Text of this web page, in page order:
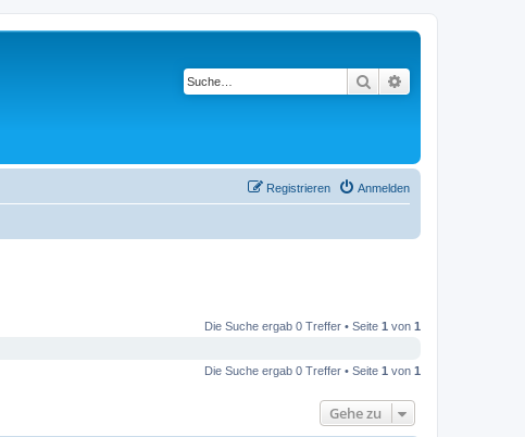
Suche
Anmelden
Registrieren
Die Suche ergab 0 Treffer • Seite 1 von 1
Die Suche ergab 0 Treffer • Seite 1 von 1
Gehe zu